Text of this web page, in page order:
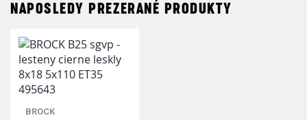
NAPOSLEDY PREZERANÉ PRODUKTY
BROCK